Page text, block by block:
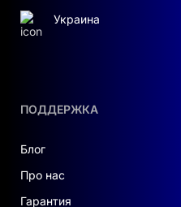
ПОДДЕРЖКА
Блог
Про нас
Гарантия
Украина